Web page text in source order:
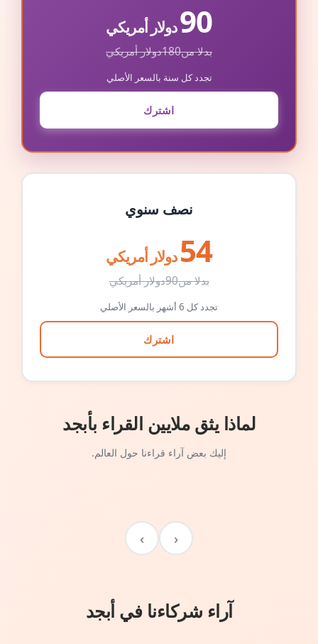
90دولار أمريكي
بدلا من180دولار أمريكي
تجدد كل سنة بالسعر الأصلي
اشترك
نصف سنوي
54 دولار أمريكي
بدلا من90دولار أمريكي
تجدد كل 6 أشهر بالسعر الأصلي
اشترك
لماذا يثق ملايين القراء بأبجد
إليك بعض آراء قراءنا حول العالم.
‹
›
آراء شركاءنا في أبجد